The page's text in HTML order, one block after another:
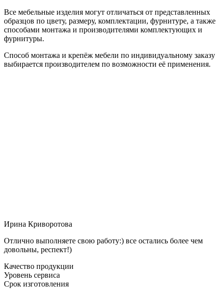
Все мебельные изделия могут отличаться от представленных
образцов по цвету, размеру, комплектации, фурнитуре, а также
способами монтажа и производителями комплектующих и
фурнитуры.
Способ монтажа и крепёж мебели по индивидуальному заказу
выбирается производителем по возможности её применения.
Ирина Криворотова
Отлично выполняете свою работу:) все остались более чем
довольны, респект!)
Качество продукции
Уровень сервиса
Срок изготовления